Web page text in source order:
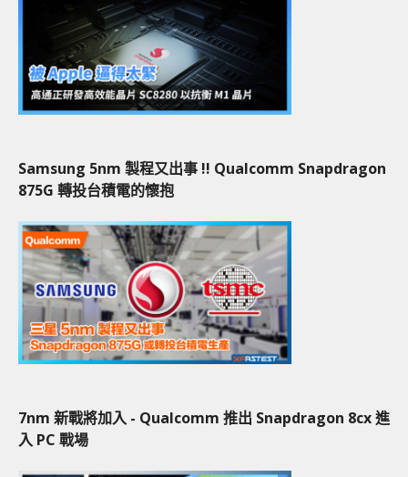
Samsung 5nm 製程又出事 !! Qualcomm Snapdragon
875G 轉投台積電的懷抱
7nm 新戰將加入 - Qualcomm 推出 Snapdragon 8cx 進
入 PC 戰場